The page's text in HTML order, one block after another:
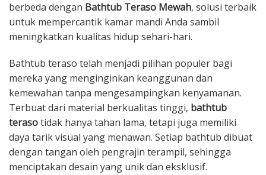
berbeda dengan Bathtub Teraso Mewah, solusi terbaik
untuk mempercantik kamar mandi Anda sambil
meningkatkan kualitas hidup sehari-hari.
Bathtub teraso telah menjadi pilihan populer bagi
mereka yang menginginkan keanggunan dan
kemewahan tanpa mengesampingkan kenyamanan.
Terbuat dari material berkualitas tinggi, bathtub
terasotidak hanya tahan lama, tetapi juga memiliki
daya tarik visual yang menawan. Setiap bathtub dibuat
dengan tangan oleh pengrajin terampil, sehingga
menciptakan desain yang unik dan eksklusif.